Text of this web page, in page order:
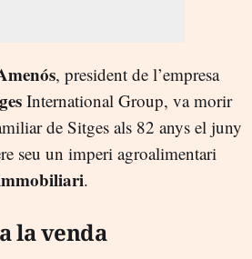
, president de l’empresa
International Group, va morir
de Sitges als 82 anys el juny
seu un imperi agroalimentari
.
la venda